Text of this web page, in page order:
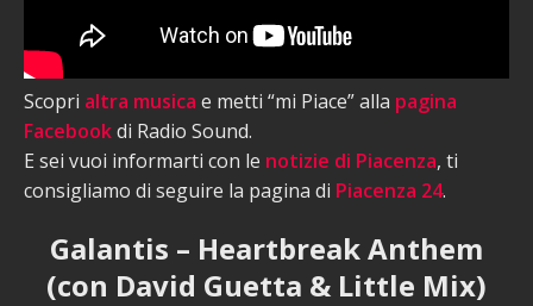
Scopri altra musica e metti “mi Piace” alla pagina
Facebookdi Radio Sound.
E sei vuoi informarti con le notizie di Piacenza, ti
consigliamo di seguire la pagina di Piacenza 24.
Galantis – Heartbreak Anthem
(con David Guetta & Little Mix)